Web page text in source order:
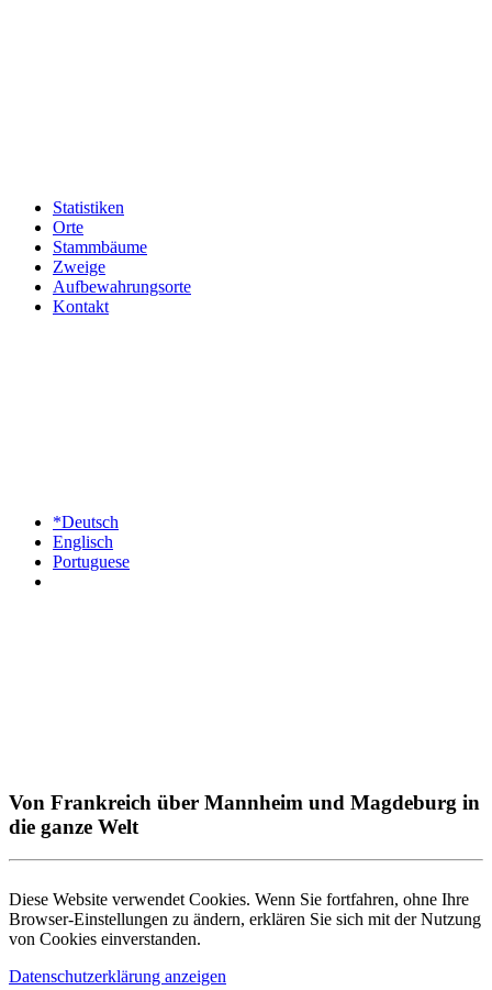
Statistiken
Orte
Stammbäume
Zweige
Aufbewahrungsorte
Kontakt
*Deutsch
Englisch
Portuguese
Von Frankreich über Mannheim und Magdeburg in
die ganze Welt
Diese Website verwendet Cookies. Wenn Sie fortfahren, ohne Ihre
Browser-Einstellungen zu ändern, erklären Sie sich mit der Nutzung
von Cookies einverstanden.
Datenschutzerklärung anzeigen